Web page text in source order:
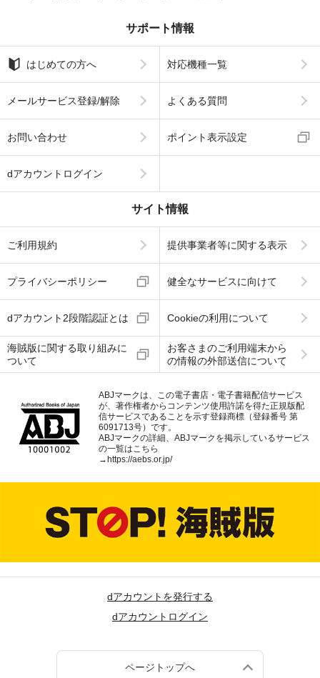
サポート情報
はじめての方へ 対応機種一覧
メールサービス登録/解除 よくある質問
お問い合わせ ポイント表示設定
dアカウントログイン
サイト情報
ご利用規約 提供事業者等に関する表示
プライバシーポリシー 健全なサービスに向けて
dアカウント2段階認証とは Cookieの利用について
海賊版に関する取り組みに
ついて
お客さまのご利用端末から
の情報の外部送信について
ABJマークは、この電子書店・電子書籍配信サービス
が、著作権者からコンテンツ使用許諾を得た正規版配
信サービスであることを示す登録商標（登録番号 第
6091713号）です。
ABJマークの詳細、ABJマークを掲示しているサービス
の一覧はこちら
→ https://aebs.or.jp/
dアカウントを発行する
dアカウントログイン
ページトップへ